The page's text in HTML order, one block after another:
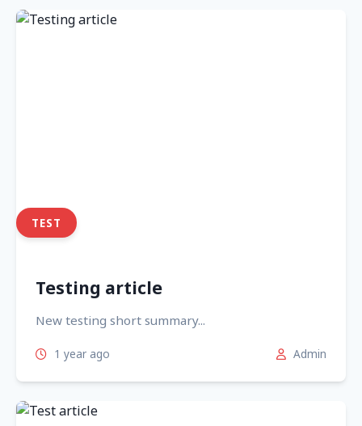
TEST
Testing article
New testing short summary...
1 year ago Admin